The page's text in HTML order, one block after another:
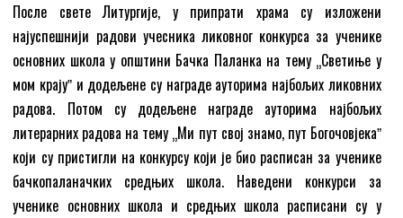
После свете Литургије, у припрати храма су изложени
најуспешнији радови учесника ликовног конкурса за ученике
основних школа у општини Бачка Паланка на тему „Светиње у
мом крајуˮ и додељене су награде ауторима најбољих ликовних
радова. Потом су додељене награде ауторима најбољих
литерарних радова на тему „Ми пут свој знамо, пут Богочовјекаˮ
који су пристигли на конкурсу који је био расписан за ученике
бачкопаланачких средњих школа. Наведени конкурси за
ученике основних школа и средњих школа расписани су у